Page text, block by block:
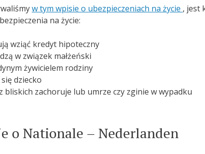
w tym wpisie o ubezpieczeniach na życie , jest
na życie:
wziąć kredyt hipoteczny
w związek małżeński
żywicielem rodziny
dziecko
bliskich zachoruje lub umrze czy zginie w wypadku
o Nationale – Nederlanden